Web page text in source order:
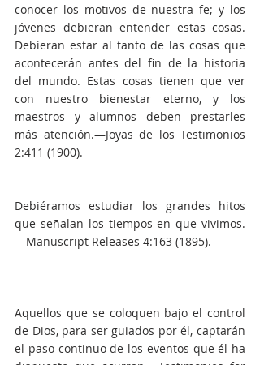
conocer los motivos de nuestra fe; y los
jóvenes debieran entender estas cosas.
Debieran estar al tanto de las cosas que
acontecerán antes del fin de la historia
del mundo. Estas cosas tienen que ver
con nuestro bienestar eterno, y los
maestros y alumnos deben prestarles
más atención.—Joyas de los Testimonios
2:411 (1900).
Debiéramos estudiar los grandes hitos
que señalan los tiempos en que vivimos.
—Manuscript Releases 4:163 (1895).
Aquellos que se coloquen bajo el control
de Dios, para ser guiados por él, captarán
el paso continuo de los eventos que él ha